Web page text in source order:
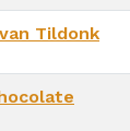
Tildonk